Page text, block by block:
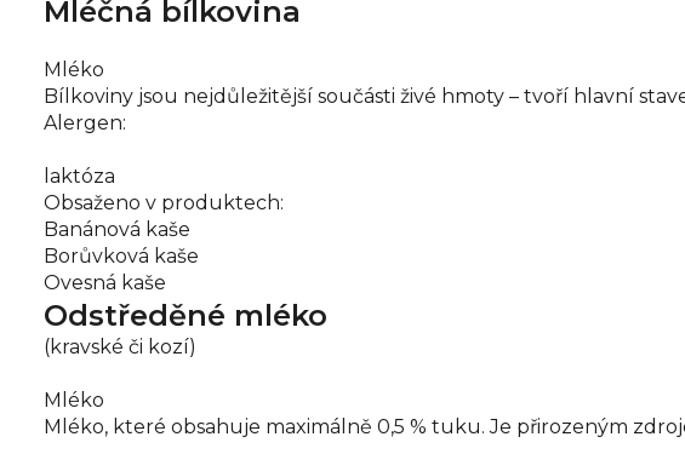
Mléčná bílkovina
Mléko
Bílkoviny jsou nejdůležitější součásti živé hmoty – tvoří hlavní
Alergen:
laktóza
Obsaženo v produktech:
Banánová kaše
Borůvková kaše
Ovesná kaše
Odstředěné mléko
(kravské či kozí)
Mléko
Mléko, které obsahuje maximálně 0,5 % tuku. Je přirozeným